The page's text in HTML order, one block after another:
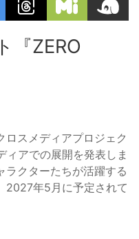
『ZERO
スメディアプロジェク
ィアでの展開を発表しま
ラクターたちが活躍する
2027年5月に予定されて